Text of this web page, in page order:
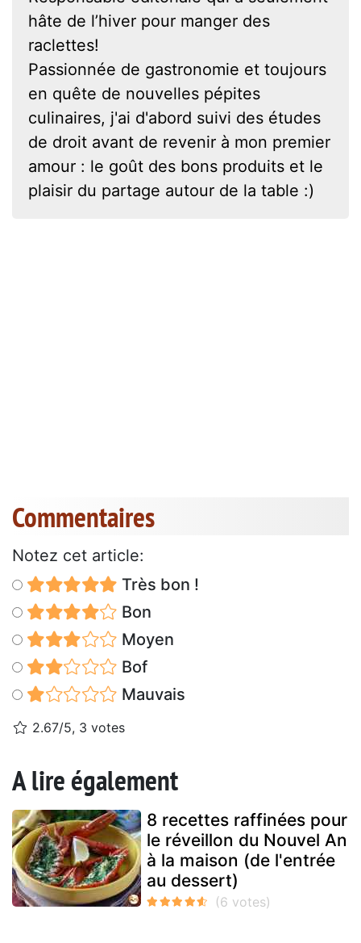
hâte de l’hiver pour manger des
raclettes!
Passionnée de gastronomie et toujours
en quête de nouvelles pépites
culinaires, j'ai d'abord suivi des études
de droit avant de revenir à mon premier
amour : le goût des bons produits et le
plaisir du partage autour de la table :)
Commentaires
Notez cet article:
Très bon !
Bon
Moyen
Bof
Mauvais
2.67/5, 3 votes
A lire également
8 recettes raffinées pour
le réveillon du Nouvel An
à la maison (de l'entrée
au dessert)